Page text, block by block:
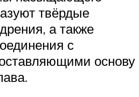
твёрдые
а также
с
основу